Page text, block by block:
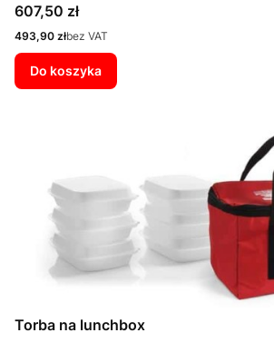
Cena
607,50 zł
Cena
493,90 złbez VAT
Do koszyka
Torba na lunchbox